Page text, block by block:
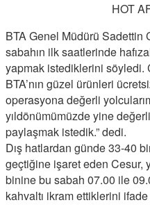
HOT
BTA Genel Müdürü Sadettin
sabahın ilk saatlerinde
yapmak istediklerini söyledi.
BTA’nın güzel ürünleri
operasyona değerli
yıldönümümüzde yine
paylaşmak istedik.” dedi.
Dış hatlardan günde 33-40
geçtiğine işaret eden Cesur,
binine bu sabah 07.00 ile
kahvaltı ikram ettiklerini